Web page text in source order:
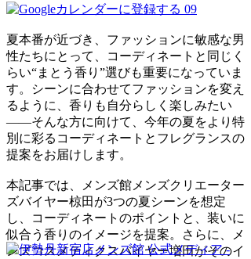
09
夏本番が近づき、ファッションに敏感な男
性たちにとって、コーディネートと同じく
らい“まとう香り”選びも重要になっていま
す。シーンに合わせてファッションを変え
るように、香りも自分らしく楽しみたい
――そんな方に向けて、今年の夏をより特
別に彩るコーディネートとフレグランスの
提案をお届けします。
本記事では、メンズ館メンズクリエーター
ズバイヤー椋田が3つの夏シーンを想定
し、コーディネートのポイントと、装いに
似合う香りのイメージを提案。さらに、メ
ンズコスメティクスバイヤー増田がそのイ